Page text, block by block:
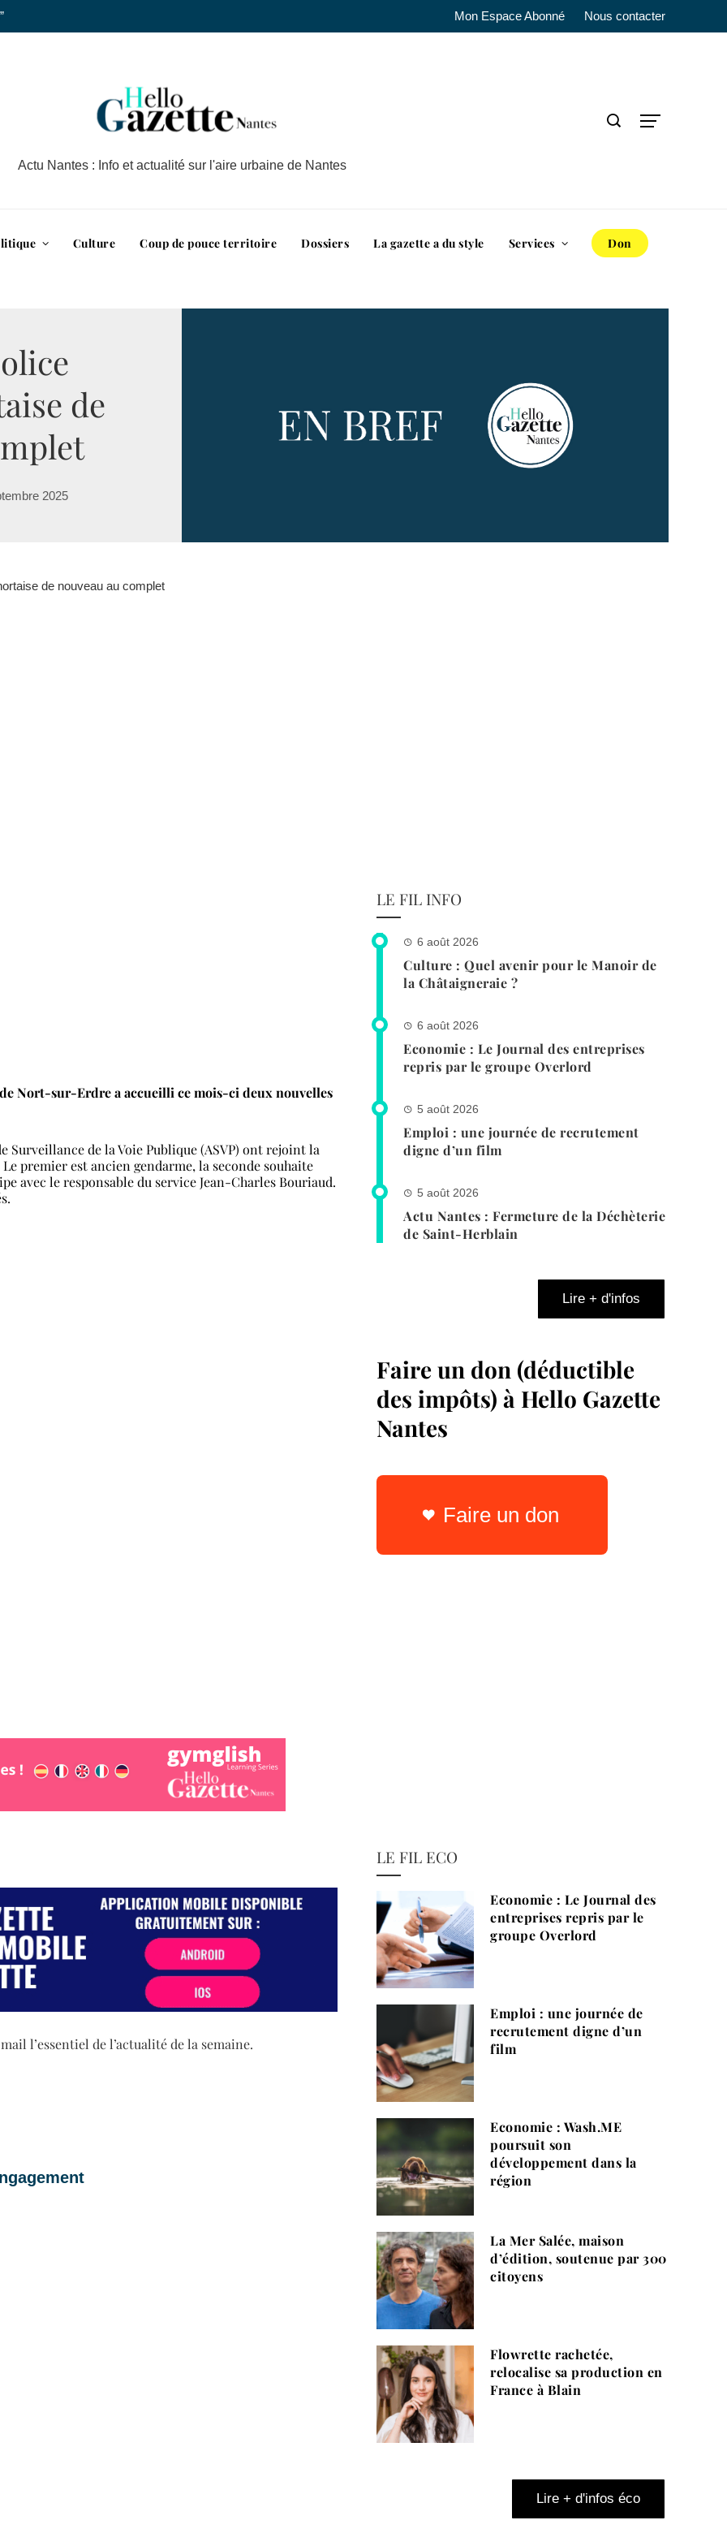
Mon Espace Abonné Nous contacter
Actu Nantes : Info et actualité sur l'aire urbaine de Nantes
Culture Coup de pouce territoire Dossiers La gazette a du style Services Don
de
2025
de nouveau au complet
Nort-sur-Erdre a accueilli ce mois-ci deux nouvelles
de la Voie Publique (ASVP) ont rejoint la
premier est ancien gendarme, la seconde souhaite
avec le responsable du service Jean-Charles Bouriaud.
l’essentiel de l’actualité de la semaine.
LE FIL INFO
6 août 2026
Culture : Quel avenir pour le Manoir de
la Châtaigneraie ?
6 août 2026
Economie : Le Journal des entreprises
repris par le groupe Overlord
5 août 2026
Emploi : une journée de recrutement
digne d’un film
5 août 2026
Actu Nantes : Fermeture de la Déchèterie
de Saint-Herblain
Lire + d'infos
Faire un don (déductible
des impôts) à Hello Gazette
Nantes
Faire un don
LE FIL ECO
Economie : Le Journal des
entreprises repris par le
groupe Overlord
Emploi : une journée de
recrutement digne d’un
film
Economie : Wash.ME
poursuit son
développement dans la
région
La Mer Salée, maison
d’édition, soutenue par 300
citoyens
Flowrette rachetée,
relocalise sa production en
France à Blain
Lire + d'infos éco